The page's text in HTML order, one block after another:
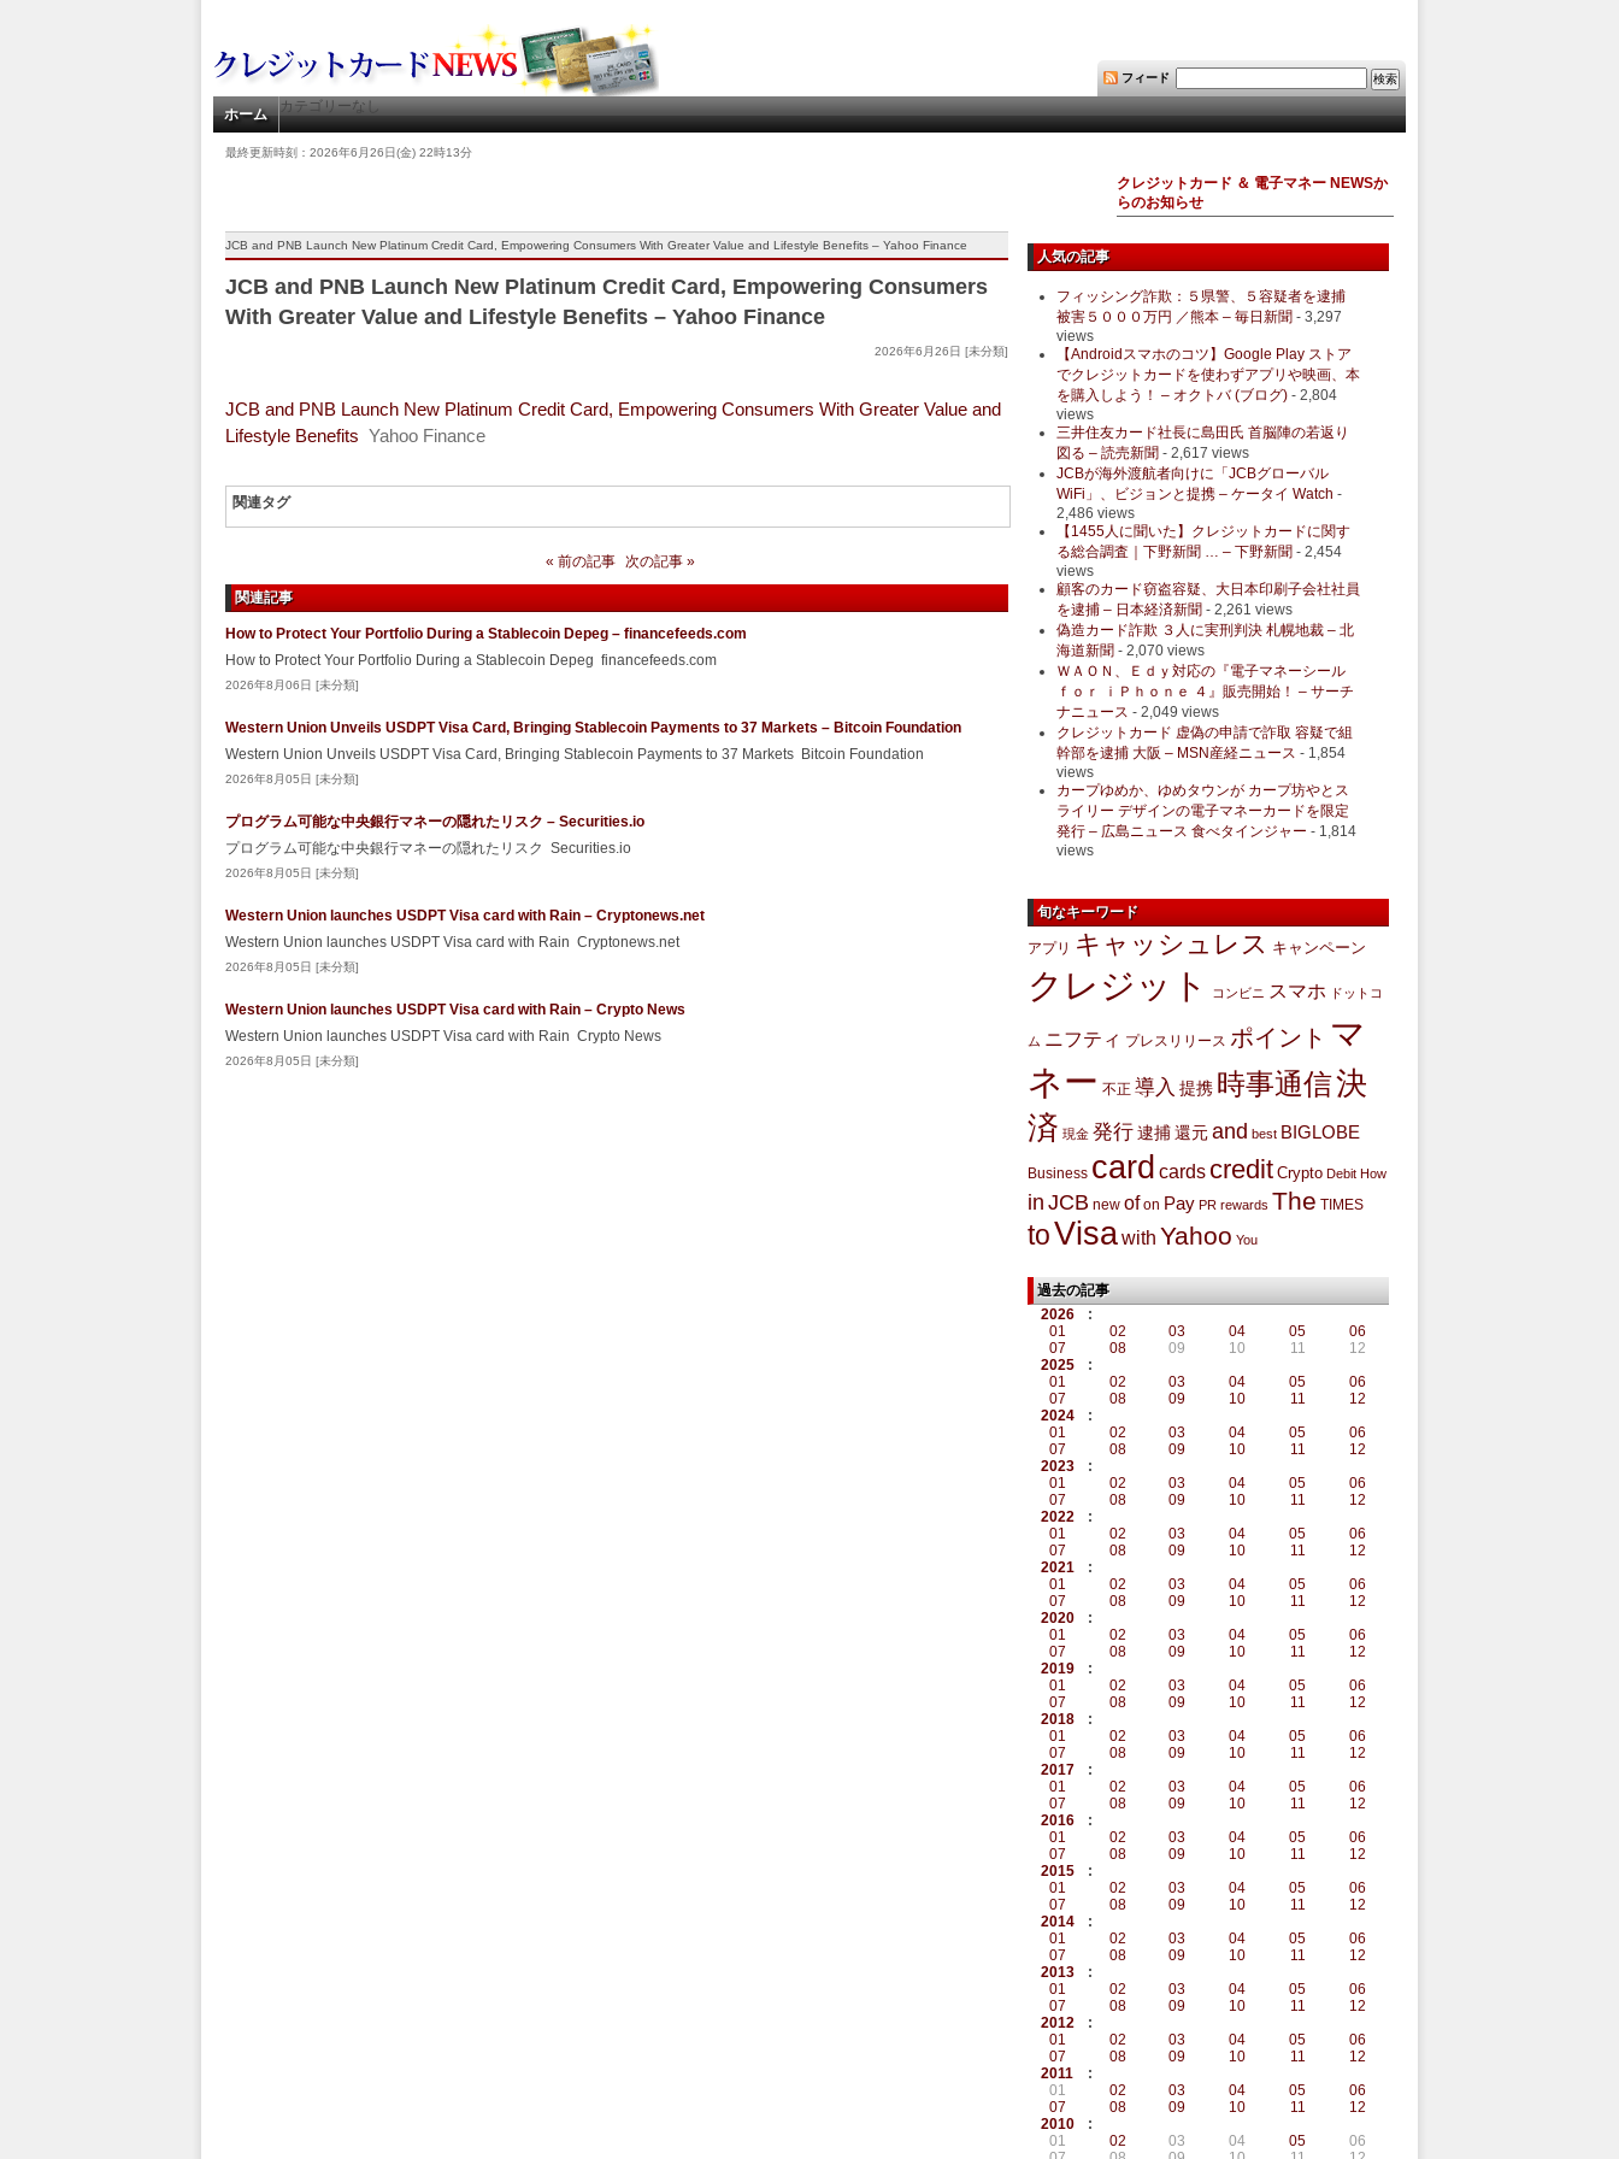
フィード
ホーム カテゴリーなし
最終更新時刻：2026年6月26日(金) 22時13分
クレジットカード ＆ 電子マネー NEWSか
らのお知らせ
JCB and PNB Launch New Platinum Credit Card, Empowering Consumers With Greater Value and Lifestyle Benefits – Yahoo Finance
JCB and PNB Launch New Platinum Credit Card, Empowering Consumers
With Greater Value and Lifestyle Benefits – Yahoo Finance
2026年6月26日 [未分類]
JCB and PNB Launch New Platinum Credit Card, Empowering Consumers With Greater Value and
Lifestyle Benefits Yahoo Finance
関連タグ
« 前の記事 次の記事 »
関連記事
How to Protect Your Portfolio During a Stablecoin Depeg – financefeeds.com
How to Protect Your Portfolio During a Stablecoin Depeg financefeeds.com
2026年8月06日 [未分類]
Western Union Unveils USDPT Visa Card, Bringing Stablecoin Payments to 37 Markets – Bitcoin Foundation
Western Union Unveils USDPT Visa Card, Bringing Stablecoin Payments to 37 Markets Bitcoin Foundation
2026年8月05日 [未分類]
プログラム可能な中央銀行マネーの隠れたリスク – Securities.io
プログラム可能な中央銀行マネーの隠れたリスク Securities.io
2026年8月05日 [未分類]
Western Union launches USDPT Visa card with Rain – Cryptonews.net
Western Union launches USDPT Visa card with Rain Cryptonews.net
2026年8月05日 [未分類]
Western Union launches USDPT Visa card with Rain – Crypto News
Western Union launches USDPT Visa card with Rain Crypto News
2026年8月05日 [未分類]
人気の記事
フィッシング詐欺：５県警、５容疑者を逮捕
被害５０００万円 ／熊本 – 毎日新聞 - 3,297
views
【Androidスマホのコツ】Google Play ストア
でクレジットカードを使わずアプリや映画、本
を購入しよう！ – オクトバ (ブログ) - 2,804
views
三井住友カード社長に島田氏 首脳陣の若返り
図る – 読売新聞 - 2,617 views
JCBが海外渡航者向けに「JCBグローバル
WiFi」、ビジョンと提携 – ケータイ Watch -
2,486 views
【1455人に聞いた】クレジットカードに関す
る総合調査｜下野新聞 … – 下野新聞 - 2,454
views
顧客のカード窃盗容疑、大日本印刷子会社社員
を逮捕 – 日本経済新聞 - 2,261 views
偽造カード詐欺 ３人に実刑判決 札幌地裁 – 北
海道新聞 - 2,070 views
ＷＡＯＮ、Ｅｄｙ対応の『電子マネーシール
ｆｏｒ ｉＰｈｏｎｅ ４』販売開始！ – サーチ
ナニュース - 2,049 views
クレジットカード 虚偽の申請で詐取 容疑で組
幹部を逮捕 大阪 – MSN産経ニュース - 1,854
views
カープゆめか、ゆめタウンが カープ坊やとス
ライリー デザインの電子マネーカードを限定
発行 – 広島ニュース 食べタインジャー - 1,814
views
旬なキーワード
アプリ キャッシュレス キャンペーン
クレジット コンビニ スマホ ドットコ
ム ニフティ プレスリリース ポイント マ
ネー 不正 導入 提携 時事通信決
済 現金 発行 逮捕 還元and best BIGLOBE
Business card cards credit Crypto Debit How
in JCB new of on Pay PR rewards The TIMES
toVisawith Yahoo You
過去の記事
2026
:
01
02 03 04 05
06
07
08 09 10 11
12
2025
:
01
02 03 04 05
06
07
08 09 10 11
12
2024
:
01
02 03 04 05
06
07
08 09 10 11
12
2023
:
01
02 03 04 05
06
07
08 09 10 11
12
2022
:
01
02 03 04 05
06
07
08 09 10 11
12
2021
:
01
02 03 04 05
06
07
08 09 10 11
12
2020
:
01
02 03 04 05
06
07
08 09 10 11
12
2019
:
01
02 03 04 05
06
07
08 09 10 11
12
2018
:
01
02 03 04 05
06
07
08 09 10 11
12
2017
:
01
02 03 04 05
06
07
08 09 10 11
12
2016
:
01
02 03 04 05
06
07
08 09 10 11
12
2015
:
01
02 03 04 05
06
07
08 09 10 11
12
2014
:
01
02 03 04 05
06
07
08 09 10 11
12
2013
:
01
02 03 04 05
06
07
08 09 10 11
12
2012
:
01
02 03 04 05
06
07
08 09 10 11
12
2011
:
01
02 03 04 05
06
07
08 09 10 11
12
2010
:
01
02 03 04 05
06